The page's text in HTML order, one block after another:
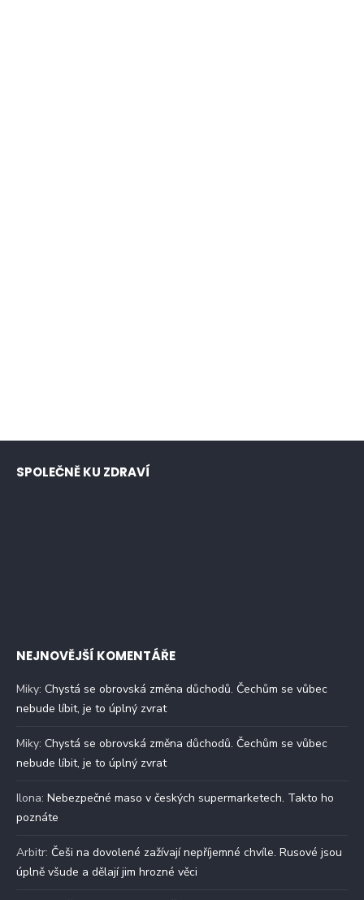
SPOLEČNĚ KU ZDRAVÍ
NEJNOVĚJŠÍ KOMENTÁŘE
Miky: Chystá se obrovská změna důchodů. Čechům se vůbec
nebude líbit, je to úplný zvrat
Miky: Chystá se obrovská změna důchodů. Čechům se vůbec
nebude líbit, je to úplný zvrat
Ilona: Nebezpečné maso v českých supermarketech. Takto ho
poznáte
Arbitr: Češi na dovolené zažívají nepříjemné chvíle. Rusové jsou
úplně všude a dělají jim hrozné věci